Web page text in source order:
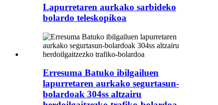
Lapurretaren aurkako sarbideko
bolardo teleskopikoa
Erresuma Batuko ibilgailuen
lapurretaren aurkako segurtasun-
bolardoak 304ss altzairu